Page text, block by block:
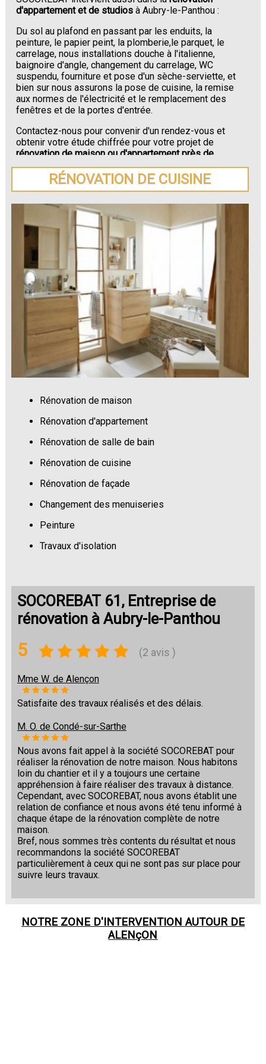
d'appartement et de studios à Aubry-le-Panthou :
Du sol au plafond en passant par les enduits, la
peinture, le papier peint, la plomberie,le parquet, le
carrelage, nous installations douche à l'italienne,
baignoire d'angle, changement du carrelage, WC
suspendu, fourniture et pose d'un sèche-serviette, et
bien sur nous assurons la pose de cuisine, la remise
aux normes de l'électricité et le remplacement des
fenêtres et de la portes d'entrée.
Contactez-nous pour convenir d'un rendez-vous et
obtenir votre étude chiffrée pour votre projet de
rénovation de maison ou d'appartement près de
Aubry-le-Panthou.
RÉNOVATION DE CUISINE
Rénovation de maison
Rénovation d'appartement
Rénovation de salle de bain
Rénovation de cuisine
Rénovation de façade
Changement des menuiseries
Peinture
Travaux d'isolation
SOCOREBAT 61, Entreprise de
rénovation à Aubry-le-Panthou
5 (2 avis )
Mme W. de Alençon
Satisfaite des travaux réalisés et des délais.
M. O. de Condé-sur-Sarthe
Nous avons fait appel à la société SOCOREBAT pour
réaliser la rénovation de notre maison. Nous habitons
loin du chantier et il y a toujours une certaine
appréhension à faire réaliser des travaux à distance.
Cependant, avec SOCOREBAT, nous avons établit une
relation de confiance et nous avons été tenu informé à
chaque étape de la rénovation complète de notre
maison.
Bref, nous sommes très contents du résultat et nous
recommandons la société SOCOREBAT
particulièrement à ceux qui ne sont pas sur place pour
suivre leurs travaux.
NOTRE ZONE D'INTERVENTION AUTOUR DE
ALENçON